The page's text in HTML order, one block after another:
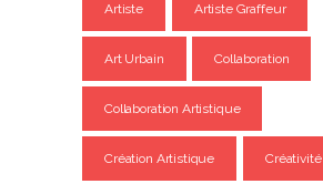
Artiste Artiste Graffeur
Art Urbain Collaboration
Collaboration Artistique
Création Artistique Créativité